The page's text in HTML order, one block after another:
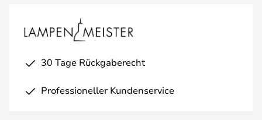
30 Tage Rückgaberecht
Professioneller Kundenservice